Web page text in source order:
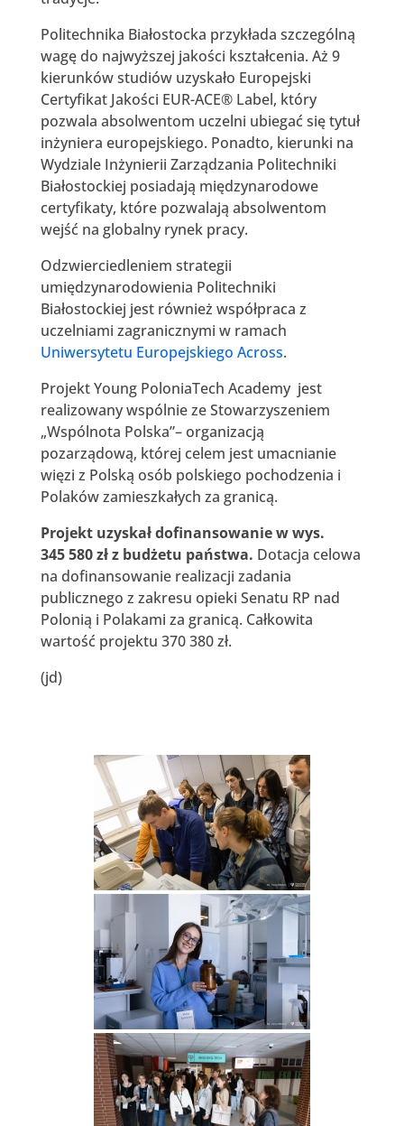
Politechnika Białostocka przykłada szczególną
wagę do najwyższej jakości kształcenia. Aż 9
kierunków studiów uzyskało Europejski
Certyfikat Jakości EUR-ACE® Label, który
pozwala absolwentom uczelni ubiegać się tytuł
inżyniera europejskiego. Ponadto, kierunki na
Wydziale Inżynierii Zarządzania Politechniki
Białostockiej posiadają międzynarodowe
certyfikaty, które pozwalają absolwentom
wejść na globalny rynek pracy.
Odzwierciedleniem strategii
umiędzynarodowienia Politechniki
Białostockiej jest również współpraca z
uczelniami zagranicznymi w ramach
Uniwersytetu Europejskiego Across.
Projekt Young PoloniaTech Academy jest
realizowany wspólnie ze Stowarzyszeniem
„Wspólnota Polska”– organizacją
pozarządową, której celem jest umacnianie
więzi z Polską osób polskiego pochodzenia i
Polaków zamieszkałych za granicą.
Projekt uzyskał dofinansowanie w wys.
345 580 zł z budżetu państwa. Dotacja celowa
na dofinansowanie realizacji zadania
publicznego z zakresu opieki Senatu RP nad
Polonią i Polakami za granicą. Całkowita
wartość projektu 370 380 zł.
(jd)